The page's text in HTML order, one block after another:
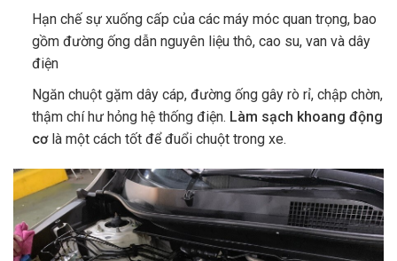
Hạn chế sự xuống cấp của các máy móc quan trọng, bao
gồm đường ống dẫn nguyên liệu thô, cao su, van và dây
điện
Ngăn chuột gặm dây cáp, đường ống gây rò rỉ, chập chờn,
thậm chí hư hỏng hệ thống điện. Làm sạch khoang động
cơlà một cách tốt để đuổi chuột trong xe.